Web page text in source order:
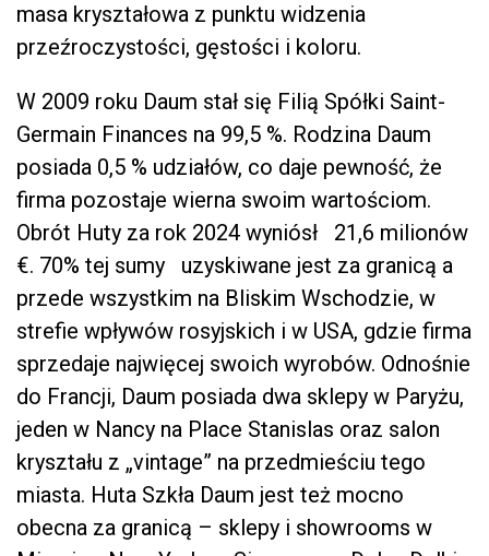
masa kryształowa z punktu widzenia
przeźroczystości, gęstości i koloru.
W 2009 roku Daum stał się Filią Spółki Saint-
Germain Finances na 99,5 %. Rodzina Daum
posiada 0,5 % udziałów, co daje pewność, że
firma pozostaje wierna swoim wartościom.
Obrót Huty za rok 2024 wyniósł 21,6 milionów
€. 70% tej sumy uzyskiwane jest za granicą a
przede wszystkim na Bliskim Wschodzie, w
strefie wpływów rosyjskich i w USA, gdzie firma
sprzedaje najwięcej swoich wyrobów. Odnośnie
do Francji, Daum posiada dwa sklepy w Paryżu,
jeden w Nancy na Place Stanislas oraz salon
kryształu z „vintage” na przedmieściu tego
miasta. Huta Szkła Daum jest też mocno
obecna za granicą – sklepy i showrooms w